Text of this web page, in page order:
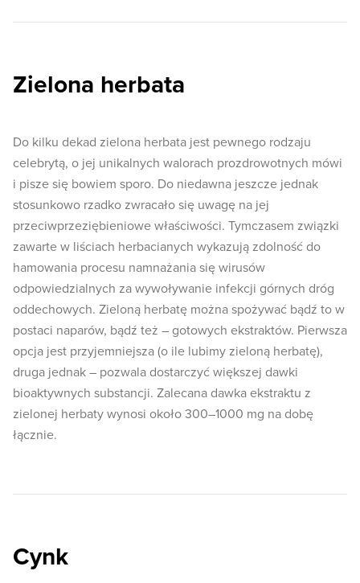
Zielona herbata
Do kilku dekad zielona herbata jest pewnego rodzaju
celebrytą, o jej unikalnych walorach prozdrowotnych mówi
i pisze się bowiem sporo. Do niedawna jeszcze jednak
stosunkowo rzadko zwracało się uwagę na jej
przeciwprzeziębieniowe właściwości. Tymczasem związki
zawarte w liściach herbacianych wykazują zdolność do
hamowania procesu namnażania się wirusów
odpowiedzialnych za wywoływanie infekcji górnych dróg
oddechowych. Zieloną herbatę można spożywać bądź to w
postaci naparów, bądź też – gotowych ekstraktów. Pierwsza
opcja jest przyjemniejsza (o ile lubimy zieloną herbatę),
druga jednak – pozwala dostarczyć większej dawki
bioaktywnych substancji. Zalecana dawka ekstraktu z
zielonej herbaty wynosi około 300–1000 mg na dobę
łącznie.
Cynk